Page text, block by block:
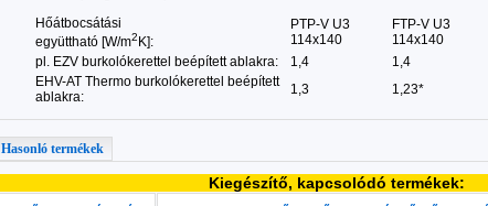
Hőátbocsátási
együttható [W/m2 K]:
PTP-V U3
114x140
FTP-V U3
114x140
pl. EZV burkolókerettel beépített ablakra:
1,4 1,4
EHV-AT Thermo burkolókerettel beépített
ablakra:
1,3 1,23*
Hasonló termékek
Kiegészítő, kapcsolódó termékek: